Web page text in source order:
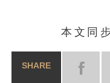
本文同
SHARE